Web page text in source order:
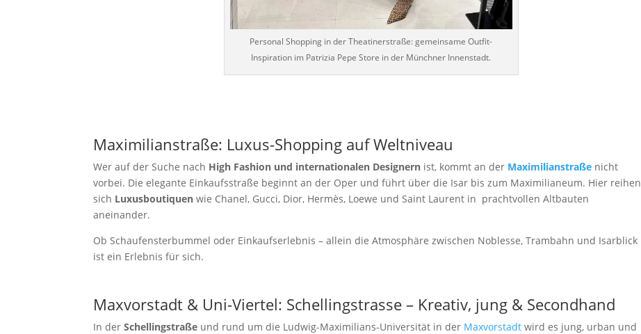
Personal Shopping in der Theatinerstraße: gemeinsame Outfit-
Inspiration im Patrizia Pepe Store in der Münchner Innenstadt.
Maximilianstraße: Luxus-Shopping auf Weltniveau
Wer auf der Suche nach High Fashion und internationalen Designern ist, kommt an der Maximilianstraße nicht
vorbei. Die elegante Einkaufsstraße beginnt an der Oper und führt über die Isar bis zum Maximilianeum. Hier reihen
sich Luxusboutiquen wie Chanel, Gucci, Dior, Hermès, Loewe und Saint Laurent in prachtvollen Altbauten
aneinander.
Ob Schaufensterbummel oder Einkaufserlebnis – allein die Atmosphäre zwischen Noblesse, Trambahn und Isarblick
ist ein Erlebnis für sich.
Maxvorstadt & Uni-Viertel: Schellingstrasse – Kreativ, jung & Secondhand
In derSchellingstraße und rund um die Ludwig-Maximilians-Universität in der Maxvorstadt wird es jung, urban und